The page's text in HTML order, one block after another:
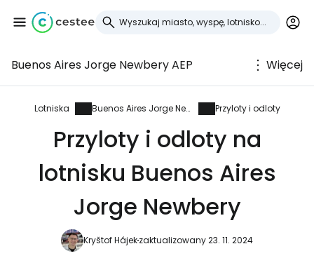
Buenos Aires Jorge Newbery AEP Więcej
Lotniska Buenos Aires Jorge Newbery Przyloty i odloty
Przyloty i odloty na
lotnisku Buenos Aires
Jorge Newbery
Kryštof Hájekzaktualizowany 23. 11. 2024
Zaloguj się do
Cestee
... światowej społeczności podróżniczej
Kontynuuj z Facebookiem